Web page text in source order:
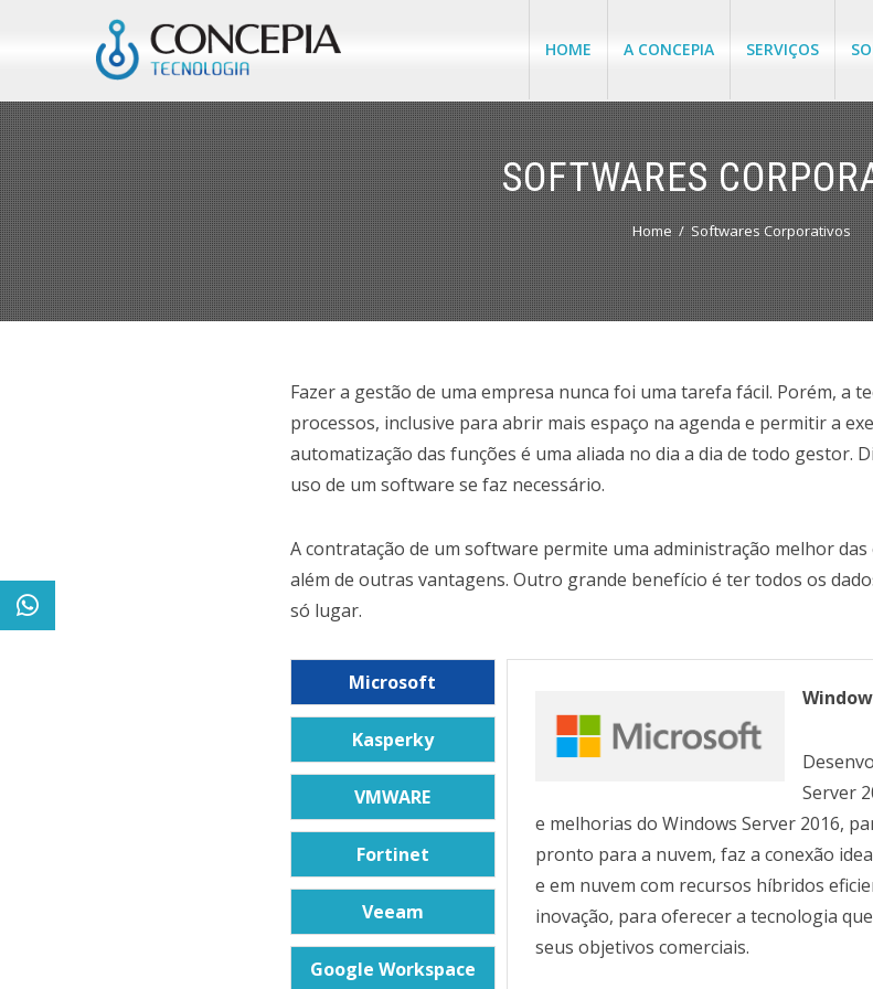
HOME A CONCEPIA SERVIÇOS
SOFTWARES
Home Softwares Corporativos
Fazer a gestão de uma empresa nunca foi uma tarefa fácil. Porém, a
processos, inclusive para abrir mais espaço na agenda e permitir a
automatização das funções é uma aliada no dia a dia de todo gestor.
uso de um software se faz necessário.
A contratação de um software permite uma administração melhor das
além de outras vantagens. Outro grande benefício é ter todos os
só lugar.
Microsoft
Kasperky
VMWARE
Fortinet
Veeam
Google Workspace
Server
e melhorias do Windows Server 2016,
pronto para a nuvem, faz a conexão
e em nuvem com recursos híbridos
inovação, para oferecer a tecnologia
seus objetivos comerciais.